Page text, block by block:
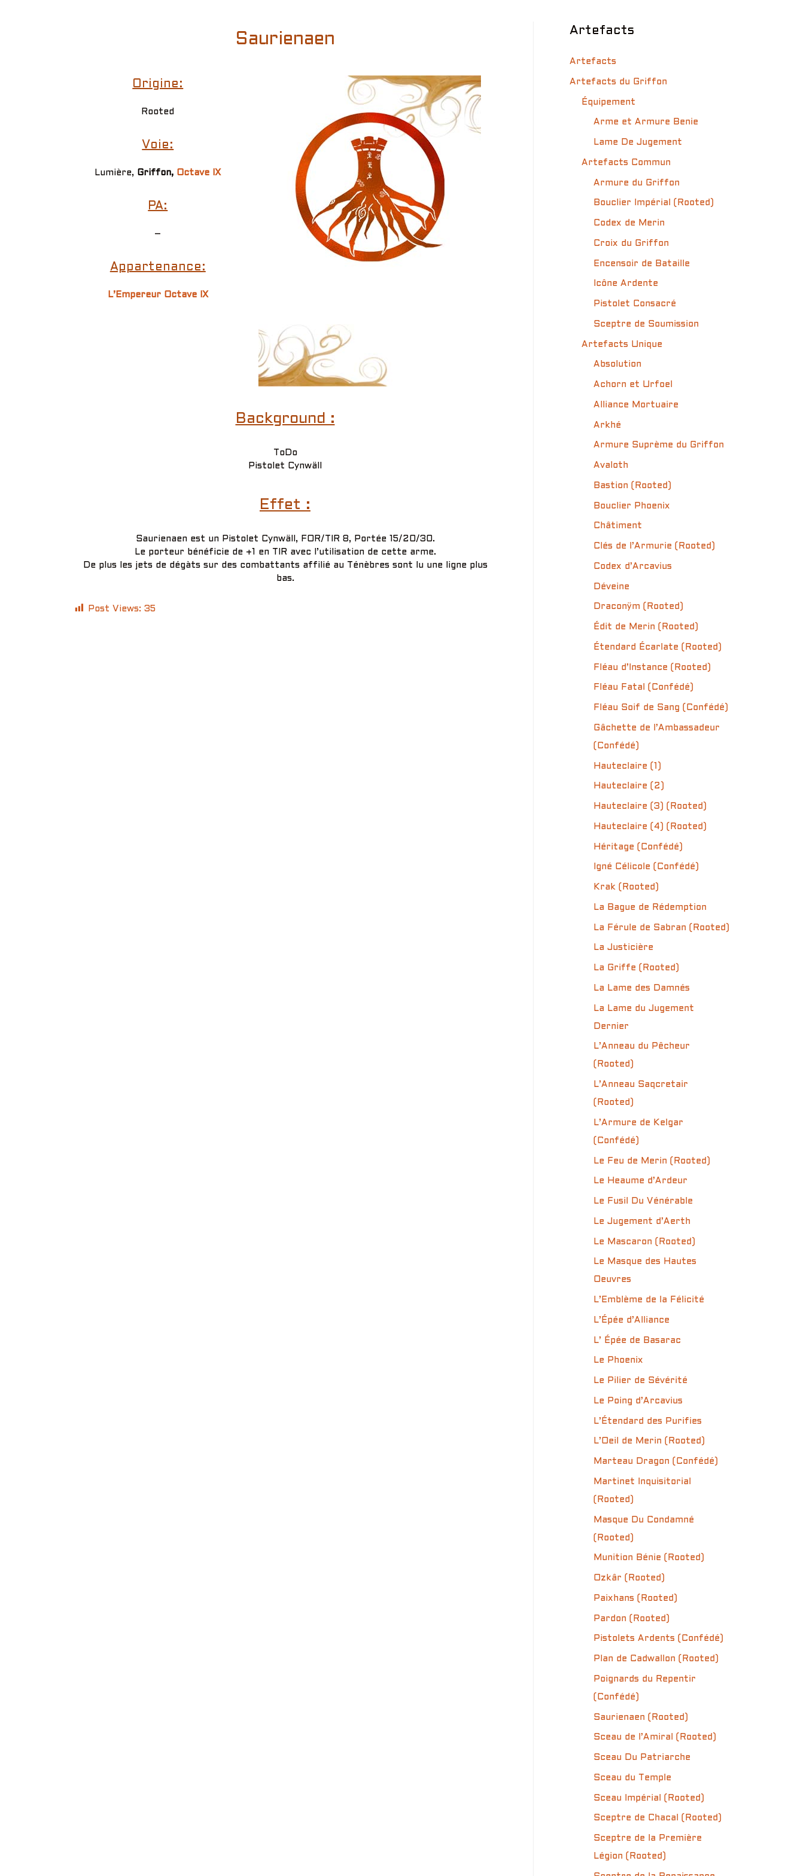
Saurienaen
Origine:
Rooted
Voie:
Lumière, Griffon, Octave IX
PA:
–
Appartenance:
L’Empereur Octave IX
Background :
ToDo
Pistolet Cynwäll
Effet :
Saurienaen est un Pistolet Cynwäll, FOR/TIR 8, Portée 15/20/30.
Le porteur bénéficie de +1 en TIR avec l’utilisation de cette arme.
De plus les jets de dégàts sur des combattants affilié au Ténèbres sont lu une ligne plus
bas.
Post Views: 35
Artefacts
Artefacts
Artefacts du Griffon
Équipement
Arme et Armure Benie
Lame De Jugement
Artefacts Commun
Armure du Griffon
Bouclier Impérial (Rooted)
Codex de Merin
Croix du Griffon
Encensoir de Bataille
Icône Ardente
Pistolet Consacré
Sceptre de Soumission
Artefacts Unique
Absolution
Achorn et Urfoel
Alliance Mortuaire
Arkhé
Armure Suprème du Griffon
Avaloth
Bastion (Rooted)
Bouclier Phoenix
Châtiment
Clés de l’Armurie (Rooted)
Codex d’Arcavius
Déveine
Draconÿm (Rooted)
Édit de Merin (Rooted)
Étendard Écarlate (Rooted)
Fléau d’Instance (Rooted)
Fléau Fatal (Confédé)
Fléau Soif de Sang (Confédé)
Gâchette de l’Ambassadeur
(Confédé)
Hauteclaire (1)
Hauteclaire (2)
Hauteclaire (3) (Rooted)
Hauteclaire (4) (Rooted)
Héritage (Confédé)
Igné Célicole (Confédé)
Krak (Rooted)
La Bague de Rédemption
La Férule de Sabran (Rooted)
La Justicière
La Griffe (Rooted)
La Lame des Damnés
La Lame du Jugement
Dernier
L’Anneau du Pêcheur
(Rooted)
L’Anneau Saqcretair
(Rooted)
L’Armure de Kelgar
(Confédé)
Le Feu de Merin (Rooted)
Le Heaume d’Ardeur
Le Fusil Du Vénérable
Le Jugement d’Aerth
Le Mascaron (Rooted)
Le Masque des Hautes
Oeuvres
L’Emblème de la Félicité
L’Épée d’Alliance
L’ Épée de Basarac
Le Phoenix
Le Pilier de Sévérité
Le Poing d’Arcavius
L’Étendard des Purifies
L’Oeil de Merin (Rooted)
Marteau Dragon (Confédé)
Martinet Inquisitorial
(Rooted)
Masque Du Condamné
(Rooted)
Munition Bénie (Rooted)
Ozkâr (Rooted)
Paixhans (Rooted)
Pardon (Rooted)
Pistolets Ardents (Confédé)
Plan de Cadwallon (Rooted)
Poignards du Repentir
(Confédé)
Saurienaen (Rooted)
Sceau de l’Amiral (Rooted)
Sceau Du Patriarche
Sceau du Temple
Sceau Impérial (Rooted)
Sceptre de Chacal (Rooted)
Sceptre de la Première
Légion (Rooted)